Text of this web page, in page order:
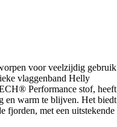
voor veelzijdig gebruik
vlaggenband Helly
Performance stof, heeft
en warm te blijven. Het biedt
fjorden, met een uitstekende